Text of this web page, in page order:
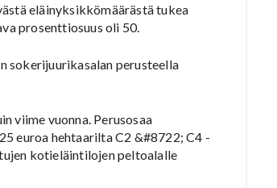
eläinyksikkömäärästä tukea
prosenttiosuus oli 50.
sokerijuurikasalan perusteella
viime vuonna. Perusosaa
euroa hehtaarilta C2 &#8722; C4 -
kotieläintilojen peltoalalle